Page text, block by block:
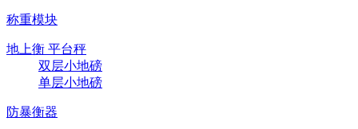
称重模块
地上衡 平台秤
双层小地磅
单层小地磅
防暴衡器